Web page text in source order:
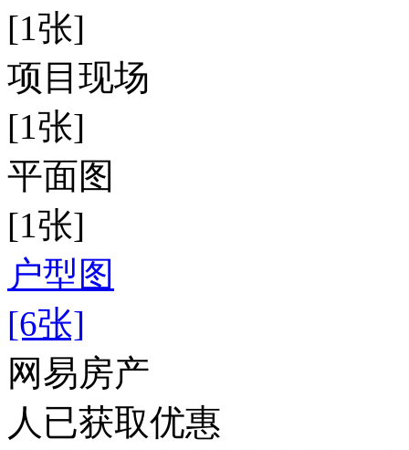
[1张]
项目现场
[1张]
平面图
[1张]
户型图
[6张]
网易房产
人已获取优惠